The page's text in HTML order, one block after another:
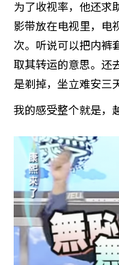
为了收视率，他还求
影带放在电视里，电
次。听说可以把内裤
取其转运的意思。还
是剃掉，坐立难安三
我的感受整个就是，